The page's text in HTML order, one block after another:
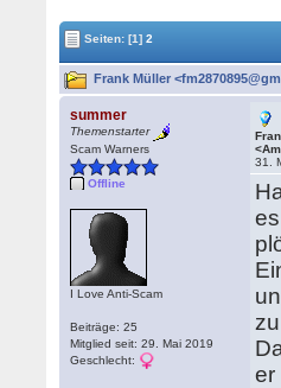
Seiten:[1] 2
Frank Müller
summer
Themenstarter
Scam Warners
Offline
I Love Anti-Scam
Beiträge: 25
Mitglied seit: 29. Mai 2019
Geschlecht:
31.
er